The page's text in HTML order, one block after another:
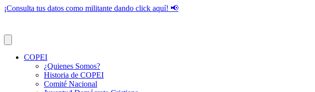
¡Consulta tus datos como militante dando click aquí! 📢
COPEI
¿Quienes Somos?
Historia de COPEI
Comité Nacional